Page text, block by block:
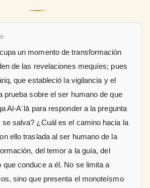
un momento de transformación
de las revelaciones mequíes; pues
que estableció la vigilancia y el
prueba sobre el ser humano de que
Al-Aʿlā para responder a la pregunta
salva? ¿Cuál es el camino hacia la
ello traslada al ser humano de la
del temor a la guía, del
que conduce a él. No se limita a
sino que presenta el monoteísmo